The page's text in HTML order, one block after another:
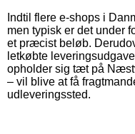
Indtil flere e-shops i
men typisk er det under
et præcist beløb.
letkøbte
opholder sig tæt på
– vil blive at få
udleveringssted.